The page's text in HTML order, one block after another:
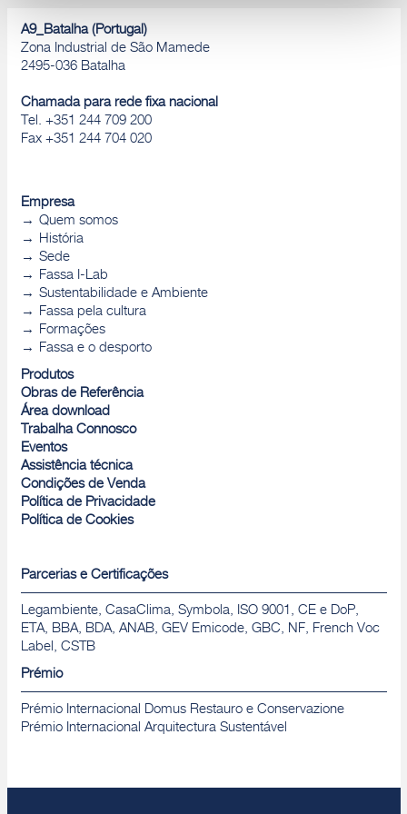
A9_Batalha (Portugal)
Zona Industrial de São Mamede
2495-036 Batalha
Chamada para rede fixa nacional
Tel. +351 244 709 200
Fax +351 244 704 020
Empresa
Quem somos
História
Sede
Fassa I-Lab
Sustentabilidade e Ambiente
Fassa pela cultura
Formações
Fassa e o desporto
Produtos
Obras de Referência
Área download
Trabalha Connosco
Eventos
Assistência técnica
Condições de Venda
Política de Privacidade
Política de Cookies
Parcerias e Certificações
Legambiente, CasaClima, Symbola, ISO 9001, CE e DoP,
ETA, BBA, BDA, ANAB, GEV Emicode, GBC, NF, French Voc
Label, CSTB
Prémio
Prémio Internacional Domus Restauro e Conservazione
Prémio Internacional Arquitectura Sustentável